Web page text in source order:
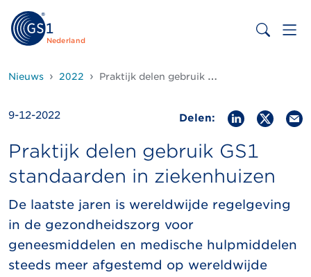
Nederland
Nieuws 2022 Praktijk delen gebruik GS1 standaarden in ziekenhuizen
9-12-2022 Delen:
Praktijk delen gebruik GS1
standaarden in ziekenhuizen
De laatste jaren is wereldwijde regelgeving
in de gezondheidszorg voor
geneesmiddelen en medische hulpmiddelen
steeds meer afgestemd op wereldwijde